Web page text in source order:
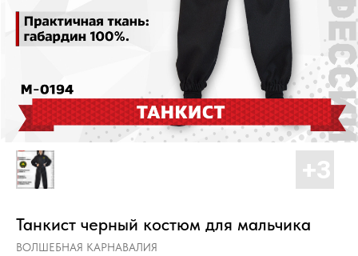
Танкист черный костюм для мальчика
ВОЛШЕБНАЯ КАРНАВАЛИЯ